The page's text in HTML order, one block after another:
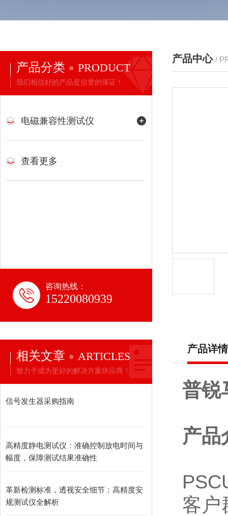
产品分类 PRODUCT
我们相信好的产品是信誉的保证！
电磁兼容性测试仪
查看更多
咨询热线：
15220080939
相关文章 ARTICLES
致力于成为更好的解决方案供应商！
信号发生器采购指南
高精度静电测试仪：准确控制放电时间与
幅度，保障测试结果准确性
革新检测标准，透视安全细节：高精度安
规测试仪全解析
产品中心 /
产品详情
普锐
产品
客户